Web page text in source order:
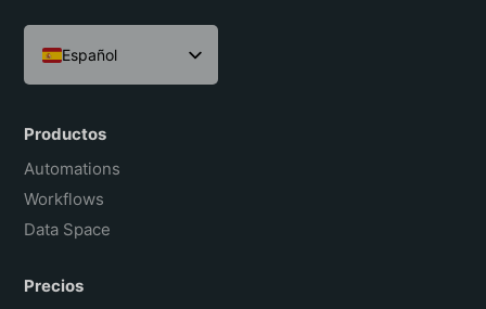
Español
English
Português do Brasil
Français
Productos
Automations
Workflows
Data Space
Precios